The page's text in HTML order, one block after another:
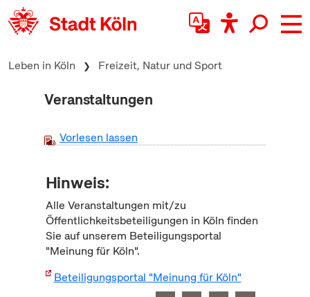
zum Inhalt springen
Leben in Köln Freizeit, Natur und Sport
Veranstaltungen
Vorlesen lassen
Hinweis:
Alle Veranstaltungen mit/zu
Öffentlichkeitsbeteiligungen in Köln finden
Sie auf unserem Beteiligungsportal
"Meinung für Köln".
Beteiligungsportal "Meinung für Köln"